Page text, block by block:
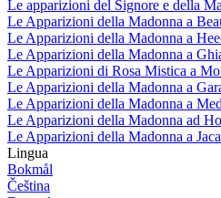
Le apparizioni del Signore e della
Le Apparizioni della Madonna a
Le Apparizioni della Madonna a
Le Apparizioni della Madonna a
Le Apparizioni di Rosa Mistica a
Le Apparizioni della Madonna a
Le Apparizioni della Madonna a
Le Apparizioni della Madonna ad
Le Apparizioni della Madonna a
Lingua
Bokmål
Čeština